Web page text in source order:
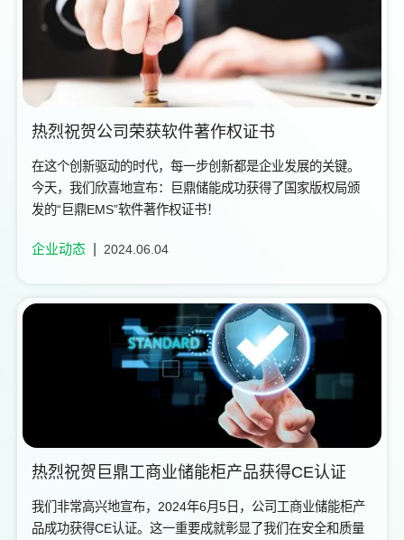
热烈祝贺公司荣获软件著作权证书
在这个创新驱动的时代，每一步创新都是企业发展的关键。
今天，我们欣喜地宣布：巨鼎储能成功获得了国家版权局颁
发的“巨鼎EMS”软件著作权证书！
企业动态 2024.06.04
热烈祝贺巨鼎工商业储能柜产品获得CE认证
我们非常高兴地宣布，2024年6月5日，公司工商业储能柜产
品成功获得CE认证。这一重要成就彰显了我们在安全和质量